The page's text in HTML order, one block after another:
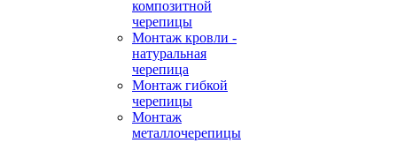
композитной
черепицы
Монтаж кровли -
натуральная
черепица
Монтаж гибкой
черепицы
Монтаж
металлочерепицы